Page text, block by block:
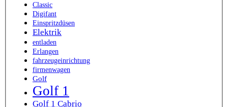
Classic
Digifant
Einspritzdüsen
Elektrik
entladen
Erlangen
fahrzeugeinrichtung
firmenwagen
Golf
Golf 1
Golf 1 Cabrio